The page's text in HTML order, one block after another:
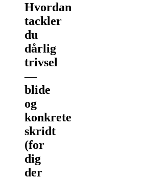
Hvordan
tackler
du
dårlig
trivsel
—
blide
og
konkrete
skridt
(for
dig
der